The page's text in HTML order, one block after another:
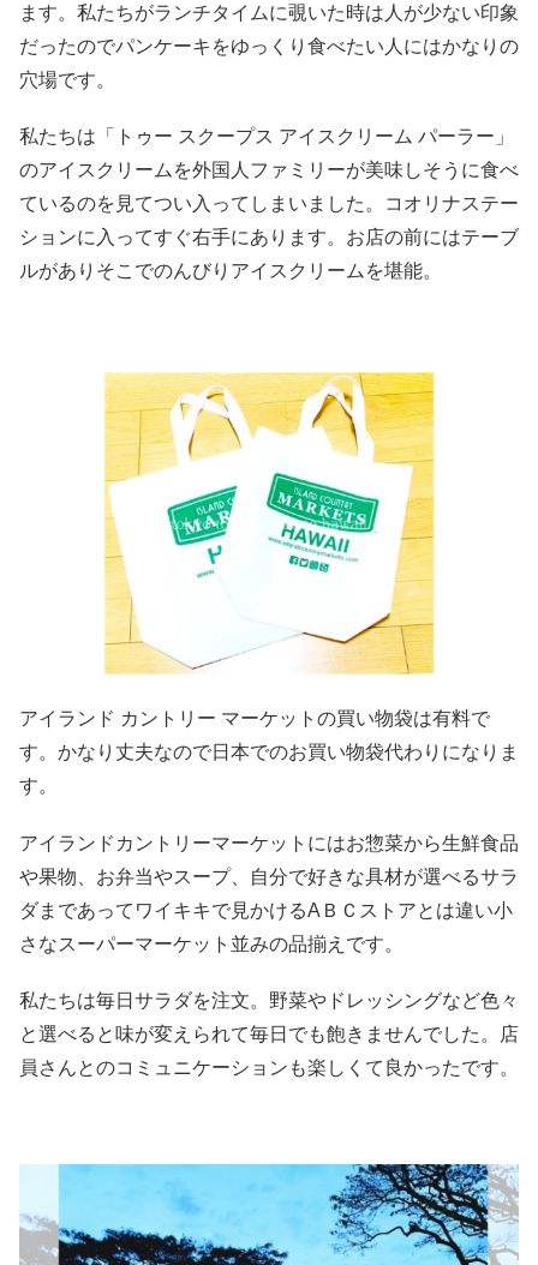
ます。私たちがランチタイムに覗いた時は人が少ない印象
だったのでパンケーキをゆっくり食べたい人にはかなりの
穴場です。
私たちは「トゥー スクープス アイスクリーム パーラー」
のアイスクリームを外国人ファミリーが美味しそうに食べ
ているのを見てつい入ってしまいました。コオリナステー
ションに入ってすぐ右手にあります。お店の前にはテーブ
ルがありそこでのんびりアイスクリームを堪能。
アイランド カントリー マーケットの買い物袋は有料で
す。かなり丈夫なので日本でのお買い物袋代わりになりま
す。
アイランドカントリーマーケットにはお惣菜から生鮮食品
や果物、お弁当やスープ、自分で好きな具材が選べるサラ
ダまであってワイキキで見かけるAＢＣストアとは違い小
さなスーパーマーケット並みの品揃えです。
私たちは毎日サラダを注文。野菜やドレッシングなど色々
と選べると味が変えられて毎日でも飽きませんでした。店
員さんとのコミュニケーションも楽しくて良かったです。